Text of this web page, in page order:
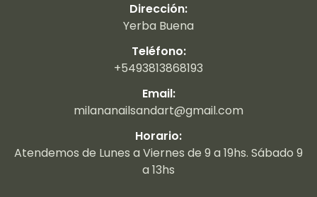
Dirección:
Yerba Buena
Teléfono:
+5493813868193
Email:
milananailsandart@gmail.com
Horario:
Atendemos de Lunes a Viernes de 9 a 19hs. Sábado 9
a 13hs